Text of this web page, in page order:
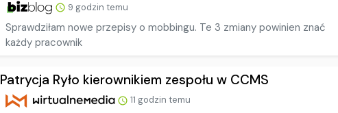
9 godzin temu
Sprawdziłam nowe przepisy o mobbingu. Te 3 zmiany powinien znać
każdy pracownik
Patrycja Ryło kierownikiem zespołu w CCMS
11 godzin temu